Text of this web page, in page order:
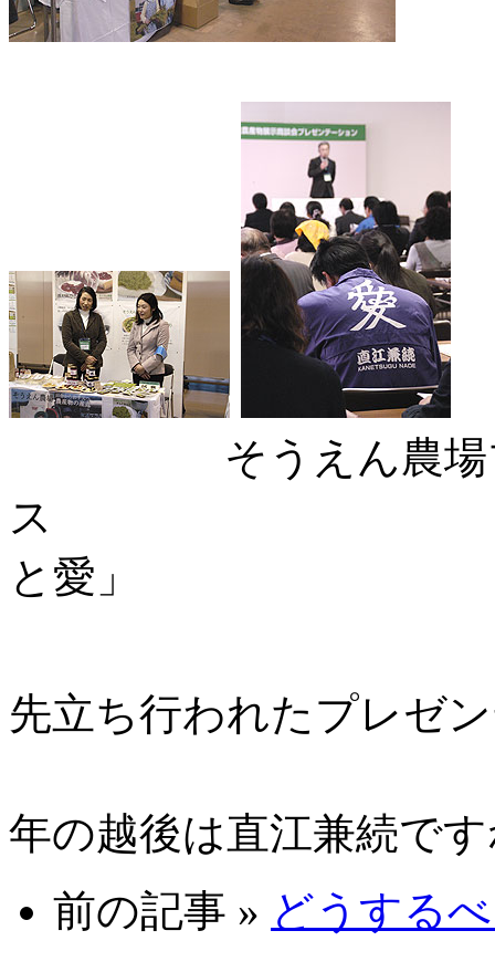
そうえん農場
ス やは
と愛」
先立ち行われたプレゼ
年の越後は直江兼続で
前の記事 » どうする